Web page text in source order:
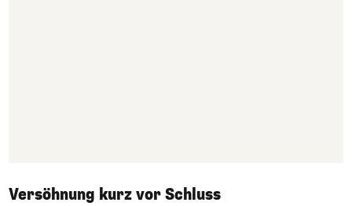
Versöhnung kurz vor Schluss